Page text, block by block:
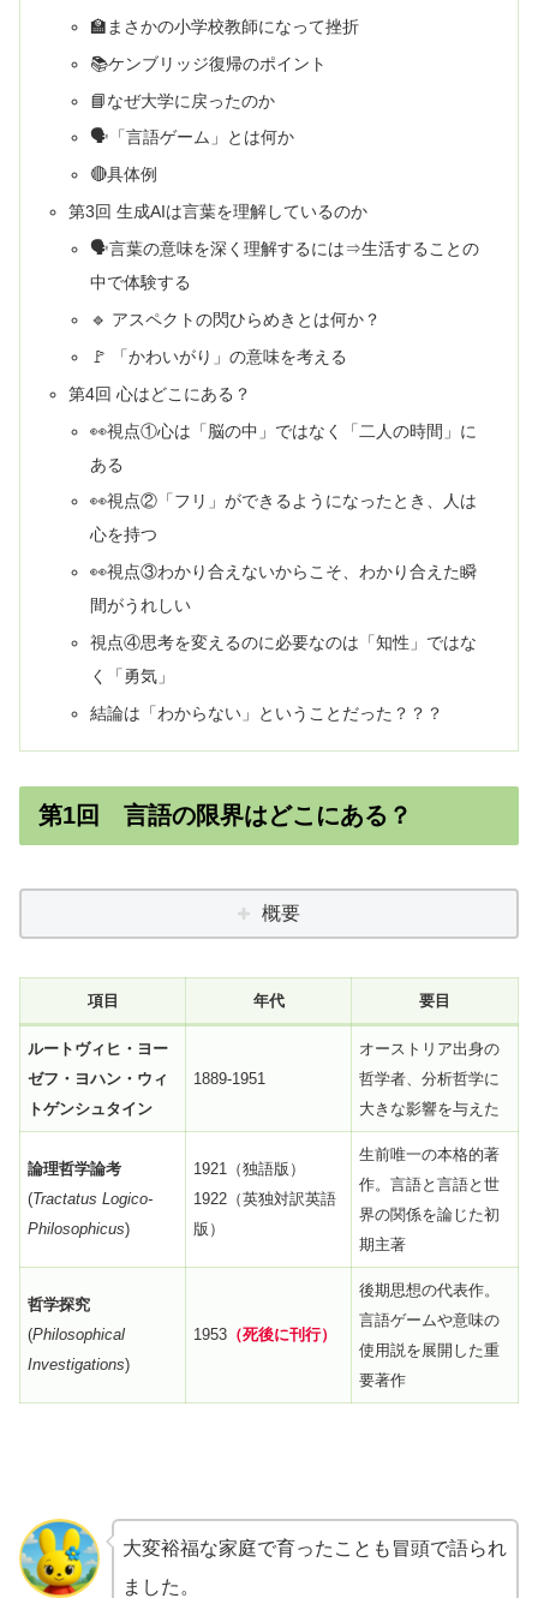
🏫まさかの小学校教師になって挫折
📚ケンブリッジ復帰のポイント
📘なぜ大学に戻ったのか
🗣️「言語ゲーム」とは何か
🔴具体例
第3回 生成AIは言葉を理解しているのか
🗣️言葉の意味を深く理解するには⇒生活することの
中で体験する
🔹 アスペクトの閃ひらめきとは何か？
🚩 「かわいがり」の意味を考える
第4回 心はどこにある？
👀視点①心は「脳の中」ではなく「二人の時間」に
ある
👀視点②「フリ」ができるようになったとき、人は
心を持つ
👀視点③わかり合えないからこそ、わかり合えた瞬
間がうれしい
視点④思考を変えるのに必要なのは「知性」ではな
く「勇気」
結論は「わからない」ということだった？？？
第1回 言語の限界はどこにある？
概要
項目 年代 要目
ルートヴィヒ・ヨー
ゼフ・ヨハン・ウィ
トゲンシュタイン
1889-1951
オーストリア出身の
哲学者、分析哲学に
大きな影響を与えた
論理哲学論考
(Tractatus Logico-
Philosophicus)
1921（独語版）
1922（英独対訳英語
版）
生前唯一の本格的著
作。言語と言語と世
界の関係を論じた初
期主著
哲学探究
(Philosophical
Investigations)
1953 （死後に刊行）
後期思想の代表作。
言語ゲームや意味の
使用説を展開した重
要著作
大変裕福な家庭で育ったことも冒頭で語られ
ました。